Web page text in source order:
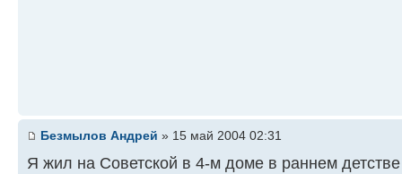
Безмылов Андрей » 15 май 2004 02:31
Я жил на Советской в 4-м доме в раннем